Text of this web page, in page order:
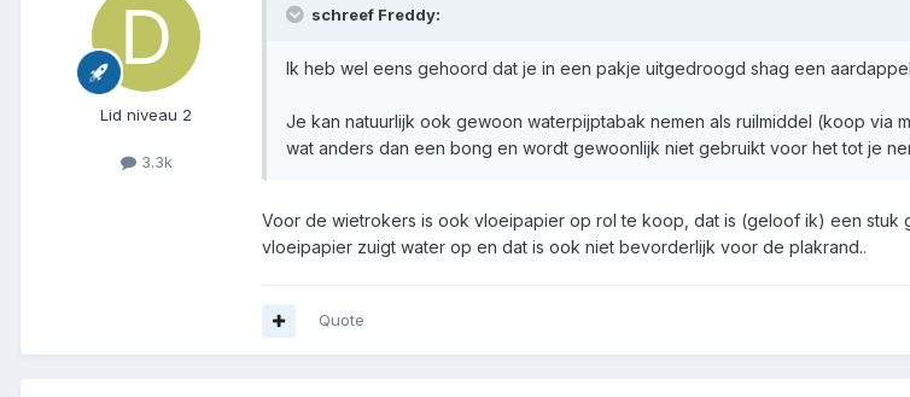
Lid niveau 2
3.3k
schreef Freddy:
Ik heb wel eens gehoord dat je in een pakje uitgedroogd shag een
Je kan natuurlijk ook gewoon waterpijptabak nemen als ruilmiddel (koop
wat anders dan een bong en wordt gewoonlijk niet gebruikt voor het tot je
Voor de wietrokers is ook vloeipapier op rol te koop, dat is (geloof ik) een
vloeipapier zuigt water op en dat is ook niet bevorderlijk voor de plakrand..
Quote